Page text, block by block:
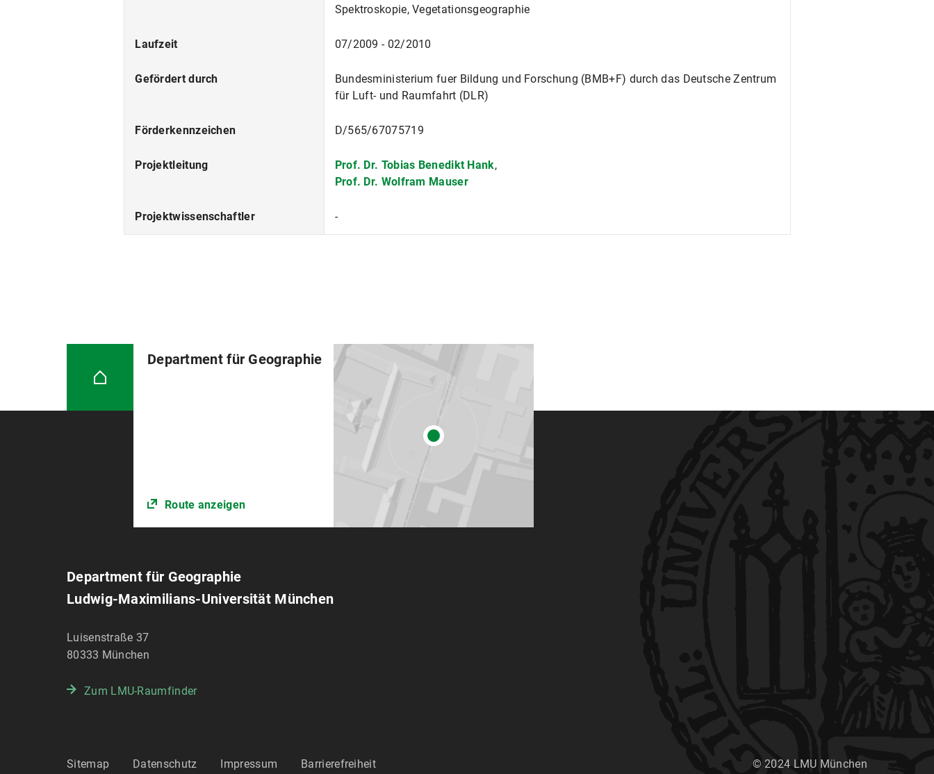
Spektroskopie, Vegetationsgeographie
Laufzeit 07/2009 - 02/2010
Gefördert durch
Bundesministerium fuer Bildung und Forschung (BMB+F) durch das Deutsche Zentrum
für Luft- und Raumfahrt (DLR)
Förderkennzeichen D/565/67075719
Projektleitung Prof. Dr. Tobias Benedikt Hank,
Prof. Dr. Wolfram Mauser
Projektwissenschaftler -
Department für Geographie
Route anzeigen
Department für Geographie
Ludwig-Maximilians-Universität München
Luisenstraße 37
80333 München
Zum LMU-Raumfinder
Sitemap Datenschutz Impressum Barrierefreiheit © 2024 LMU München